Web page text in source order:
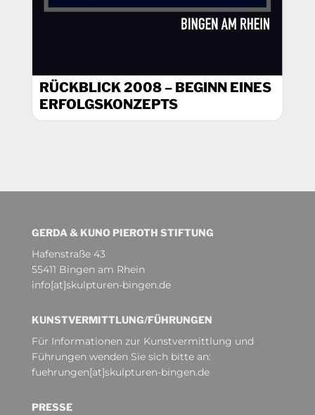
RÜCKBLICK 2008 – BEGINN EINES
ERFOLGSKONZEPTS
GERDA & KUNO PIEROTH STIFTUNG
Hafenstraße 43
55411 Bingen am Rhein
info[at]skulpturen-bingen.de
KUNSTVERMITTLUNG/­FÜHRUNGEN
Für Informationen zur Kunstvermittlung und
Führungen wenden Sie sich bitte an:
fuehrungen[at]skulpturen-bingen.de
PRESSE